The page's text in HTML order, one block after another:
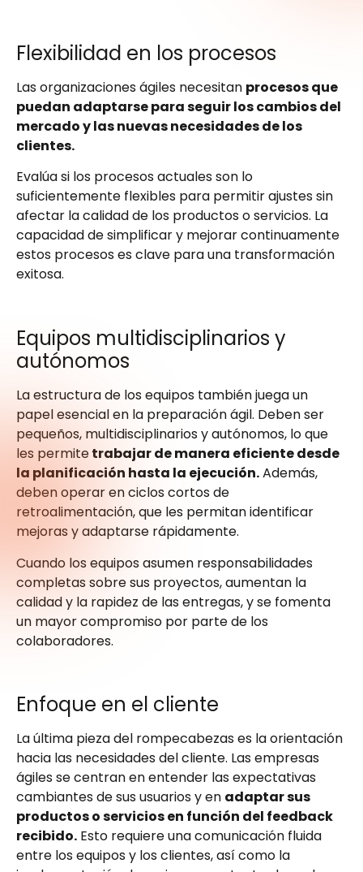
Flexibilidad en los procesos
Las organizaciones ágiles necesitan procesos que
puedan adaptarse para seguir los cambios del
mercado y las nuevas necesidades de los
clientes.
Evalúa si los procesos actuales son lo
suficientemente flexibles para permitir ajustes sin
afectar la calidad de los productos o servicios. La
capacidad de simplificar y mejorar continuamente
estos procesos es clave para una transformación
exitosa.
Equipos multidisciplinarios y
autónomos
La estructura de los equipos también juega un
papel esencial en la preparación ágil. Deben ser
pequeños, multidisciplinarios y autónomos, lo que
les permitetrabajar de manera eficiente desde
la planificación hasta la ejecución.Además,
deben operar en ciclos cortos de
retroalimentación, que les permitan identificar
mejoras y adaptarse rápidamente.
Cuando los equipos asumen responsabilidades
completas sobre sus proyectos, aumentan la
calidad y la rapidez de las entregas, y se fomenta
un mayor compromiso por parte de los
colaboradores.
Enfoque en el cliente
La última pieza del rompecabezas es la orientación
hacia las necesidades del cliente. Las empresas
ágiles se centran en entender las expectativas
cambiantes de sus usuarios y en adaptar sus
productos o servicios en función del feedback
recibido. Esto requiere una comunicación fluida
entre los equipos y los clientes, así como la